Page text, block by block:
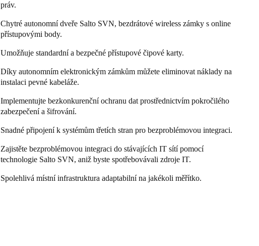
práv.
Chytré autonomní dveře Salto SVN, bezdrátové wireless zámky s online
přístupovými body.
Umožňuje standardní a bezpečné přístupové čipové karty.
Díky autonomním elektronickým zámkům můžete eliminovat náklady na
instalaci pevné kabeláže.
Implementujte bezkonkurenční ochranu dat prostřednictvím pokročilého
zabezpečení a šifrování.
Snadné připojení k systémům třetích stran pro bezproblémovou integraci.
Zajistěte bezproblémovou integraci do stávajících IT sítí pomocí
technologie Salto SVN, aniž byste spotřebovávali zdroje IT.
Spolehlivá místní infrastruktura adaptabilní na jakékoli měřítko.